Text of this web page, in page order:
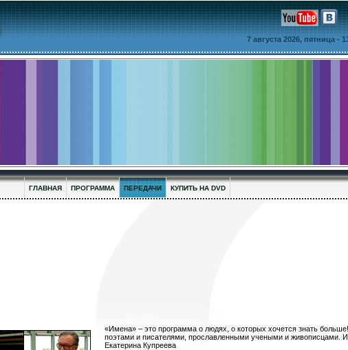
7 августа 2026, пятница -
ГЛАВНАЯ ПРОГРАММА ПЕРЕДАЧИ КУПИТЬ НА DVD
«Имена» – это программа о людях, о которых хочется знать
поэтами и писателями, прославленными учеными и живописцами.
Екатерина Купреева